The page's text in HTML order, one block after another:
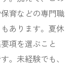
育などの専門職
あります。夏休
項を選ぶこと
。未経験でも、